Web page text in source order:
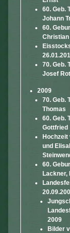
60. Geb.
Johann
60.
70. Geb.
Josef
2009
70. Geb.
Thomas
60. Geb.
Gottfried
Hochzeit
und
60.
Lackner,
2009
Bilder